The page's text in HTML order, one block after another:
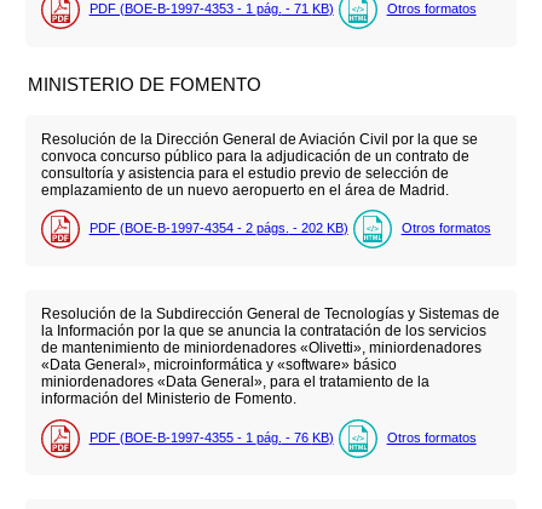
PDF (BOE-B-1997-4353 - 1 pág. - 71 KB) Otros formatos
MINISTERIO DE FOMENTO
Resolución de la Dirección General de Aviación Civil por la que se
convoca concurso público para la adjudicación de un contrato de
consultoría y asistencia para el estudio previo de selección de
emplazamiento de un nuevo aeropuerto en el área de Madrid.
PDF (BOE-B-1997-4354 - 2 págs. - 202 KB) Otros formatos
Resolución de la Subdirección General de Tecnologías y Sistemas de
la Información por la que se anuncia la contratación de los servicios
de mantenimiento de miniordenadores «Olivetti», miniordenadores
«Data General», microinformática y «software» básico
miniordenadores «Data General», para el tratamiento de la
información del Ministerio de Fomento.
PDF (BOE-B-1997-4355 - 1 pág. - 76 KB) Otros formatos